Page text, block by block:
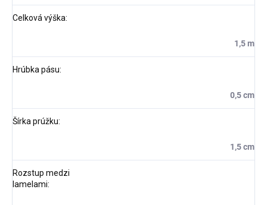
Celková výška:
1,5 m
Hrúbka pásu:
0,5 cm
Šírka prúžku:
1,5 cm
Rozstup medzi
lamelami: